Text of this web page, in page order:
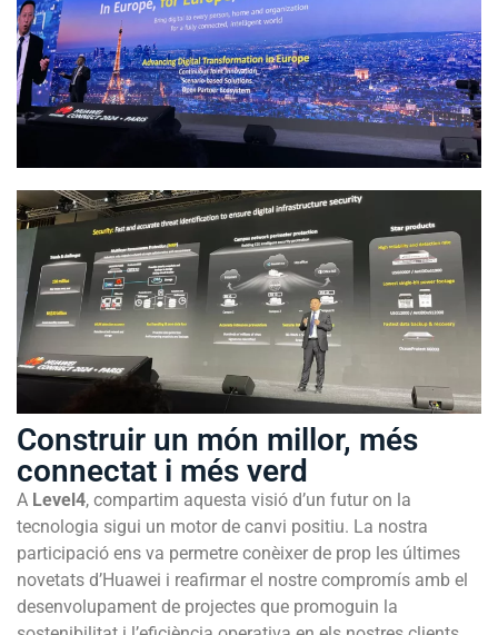
Construir un món millor, més
connectat i més verd
A Level4, compartim aquesta visió d’un futur on la
tecnologia sigui un motor de canvi positiu. La nostra
participació ens va permetre conèixer de prop les últimes
novetats d’Huawei i reafirmar el nostre compromís amb el
desenvolupament de projectes que promoguin la